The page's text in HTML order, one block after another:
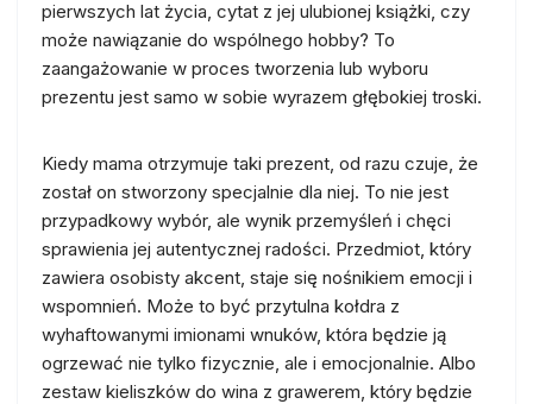
pierwszych lat życia, cytat z jej ulubionej książki, czy
może nawiązanie do wspólnego hobby? To
zaangażowanie w proces tworzenia lub wyboru
prezentu jest samo w sobie wyrazem głębokiej troski.
Kiedy mama otrzymuje taki prezent, od razu czuje, że
został on stworzony specjalnie dla niej. To nie jest
przypadkowy wybór, ale wynik przemyśleń i chęci
sprawienia jej autentycznej radości. Przedmiot, który
zawiera osobisty akcent, staje się nośnikiem emocji i
wspomnień. Może to być przytulna kołdra z
wyhaftowanymi imionami wnuków, która będzie ją
ogrzewać nie tylko fizycznie, ale i emocjonalnie. Albo
zestaw kieliszków do wina z grawerem, który będzie